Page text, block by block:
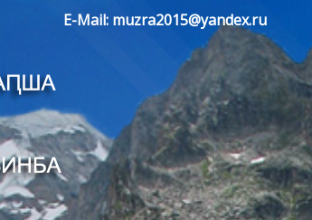
E-Mail: muzra2015@yandex.ru